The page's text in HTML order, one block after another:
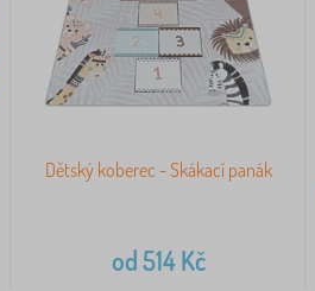
Dětský koberec - Skákací panák
od514Kč